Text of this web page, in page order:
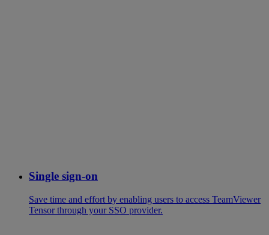
Single sign-on
Save time and effort by enabling users to access TeamViewer
Tensor through your SSO provider.